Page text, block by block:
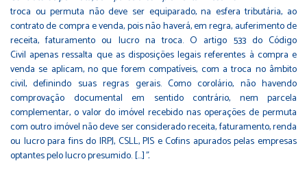
troca ou permuta não deve ser equiparado, na esfera tributária, ao
contrato de compra e venda, pois não haverá, em regra, auferimento de
receita, faturamento ou lucro na troca. O artigo 533 do Código
Civil apenas ressalta que as disposições legais referentes à compra e
venda se aplicam, no que forem compatíveis, com a troca no âmbito
civil, definindo suas regras gerais. Como corolário, não havendo
comprovação documental em sentido contrário, nem parcela
complementar, o valor do imóvel recebido nas operações de permuta
com outro imóvel não deve ser considerado receita, faturamento, renda
ou lucro para fins do IRPJ, CSLL, PIS e Cofins apurados pelas empresas
optantes pelo lucro presumido. [...]".